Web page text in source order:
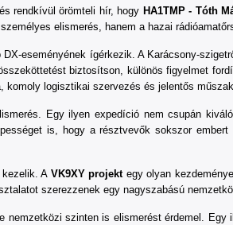
rendkívül örömteli hír, hogy HA1TMP - Tóth
elismerés, hanem a hazai
eseményének ígérkezik. A Karácsony-
biztosítson, különös figyelmet
logisztikai szervezés és jelentős
Egy ilyen expedíció nem csupán
is, hogy a résztvevők sokszor
A VK9XY projektegy olyan
szerezzenek egy nagyszabású
nemzetközi szinten is elismerést érdemel. Egy